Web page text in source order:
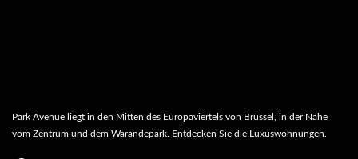
Park Avenue liegt in den Mitten des Europaviertels von Brüssel, in der Nähe
vom Zentrum und dem Warandepark. Entdecken Sie die Luxuswohnungen.